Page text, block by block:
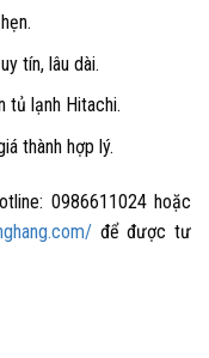
tín, lâu dài.
tủ lạnh Hitachi.
thành hợp lý.
0986611024 hoặc
để được tư